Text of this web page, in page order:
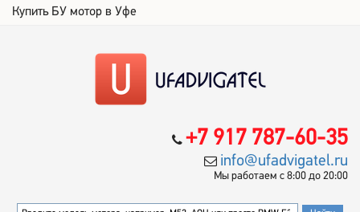
Купить БУ мотор в Уфе
+7 917 787-60-35
info@ufadvigatel.ru
Мы работаем с 8:00 до 20:00